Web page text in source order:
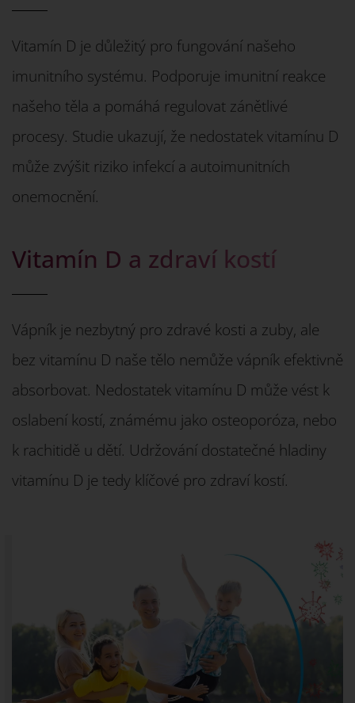
Vitamín D je důležitý pro fungování našeho
imunitního systému. Podporuje imunitní reakce
našeho těla a pomáhá regulovat zánětlivé
procesy. Studie ukazují, že nedostatek vitamínu D
může zvýšit riziko infekcí a autoimunitních
onemocnění.
Vitamín D a zdraví kostí
Vápník je nezbytný pro zdravé kosti a zuby, ale
bez vitamínu D naše tělo nemůže vápník efektivně
absorbovat. Nedostatek vitamínu D může vést k
oslabení kostí, známému jako osteoporóza, nebo
k rachitidě u dětí. Udržování dostatečné hladiny
vitamínu D je tedy klíčové pro zdraví kostí.